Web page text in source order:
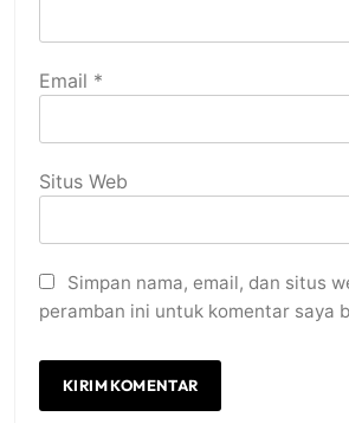
Email *
Situs Web
Simpan nama, email, dan situs
peramban ini untuk komentar saya